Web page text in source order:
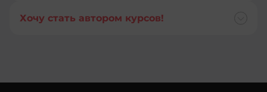
+1-
+213
Хочу стать автором курсов!